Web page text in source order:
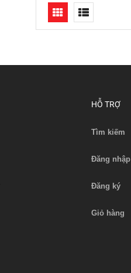
HỖ TRỢ
Tìm kiếm
Đăng nhập
Đăng ký
Giỏ hàng